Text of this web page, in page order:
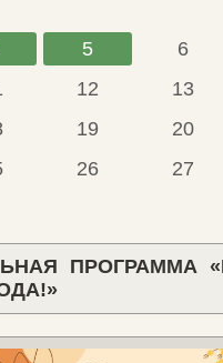
5 6
12 13
19 20
26 27
ПРОГРАММА